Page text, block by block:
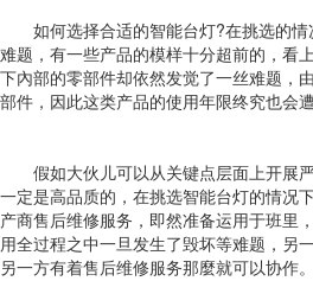
如何选择合适的智能台灯?在挑选的
难题，有一些产品的模样十分超前的，看
下內部的零部件却依然发觉了一丝难题，
部件，因此这类产品的使用年限终究也会
假如大伙儿可以从关键点层面上开展
一定是高品质的，在挑选智能台灯的情况
产商售后维修服务，即然准备运用于班里
用全过程之中一旦发生了毁坏等难题，另
另一方有着售后维修服务那麼就可以协作。